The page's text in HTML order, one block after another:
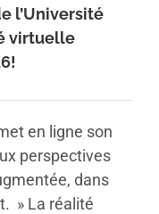
l’Université
virtuelle
en ligne son
perspectives
dans
» La réalité